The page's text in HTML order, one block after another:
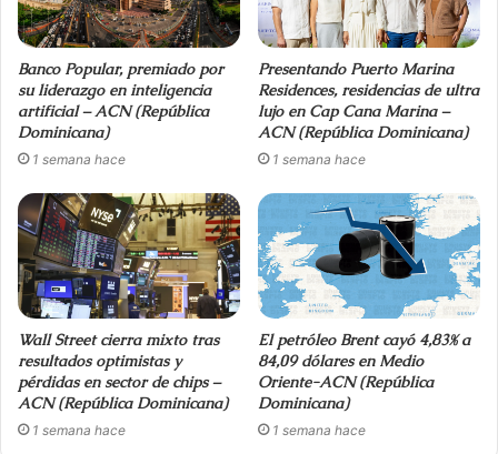
Banco Popular, premiado por
su liderazgo en inteligencia
artificial – ACN (República
Dominicana)
1 semana hace
Presentando Puerto Marina
Residences, residencias de ultra
lujo en Cap Cana Marina –
ACN (República Dominicana)
1 semana hace
Wall Street cierra mixto tras
resultados optimistas y
pérdidas en sector de chips –
ACN (República Dominicana)
1 semana hace
El petróleo Brent cayó 4,83% a
84,09 dólares en Medio
Oriente-ACN (República
Dominicana)
1 semana hace